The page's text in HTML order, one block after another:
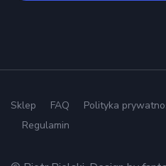
Sklep FAQ Polityka
Regulamin